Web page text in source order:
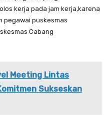
kerja pada jam kerja,karena
pegawai puskesmas
Cabang
Meeting Lintas
Sukseskan